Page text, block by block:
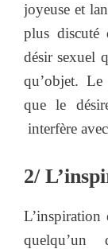
joyeuse et
plus discuté
désir sexuel
qu’objet.
que le
interfère
2/